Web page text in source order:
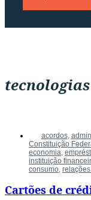
acordos,
Constituição
economia,
instituição
consumo,
Cartões de